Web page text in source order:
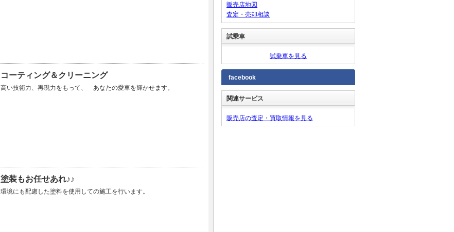
コーティング＆クリーニング
高い技術力、再現力をもって、 あなたの愛車を輝かせます。
塗装もお任せあれ♪♪
環境にも配慮した塗料を使用しての施工を行います。
販売店地図
査定・売却相談
試乗車
試乗車を見る
facebook
関連サービス
販売店の査定・買取情報を見る